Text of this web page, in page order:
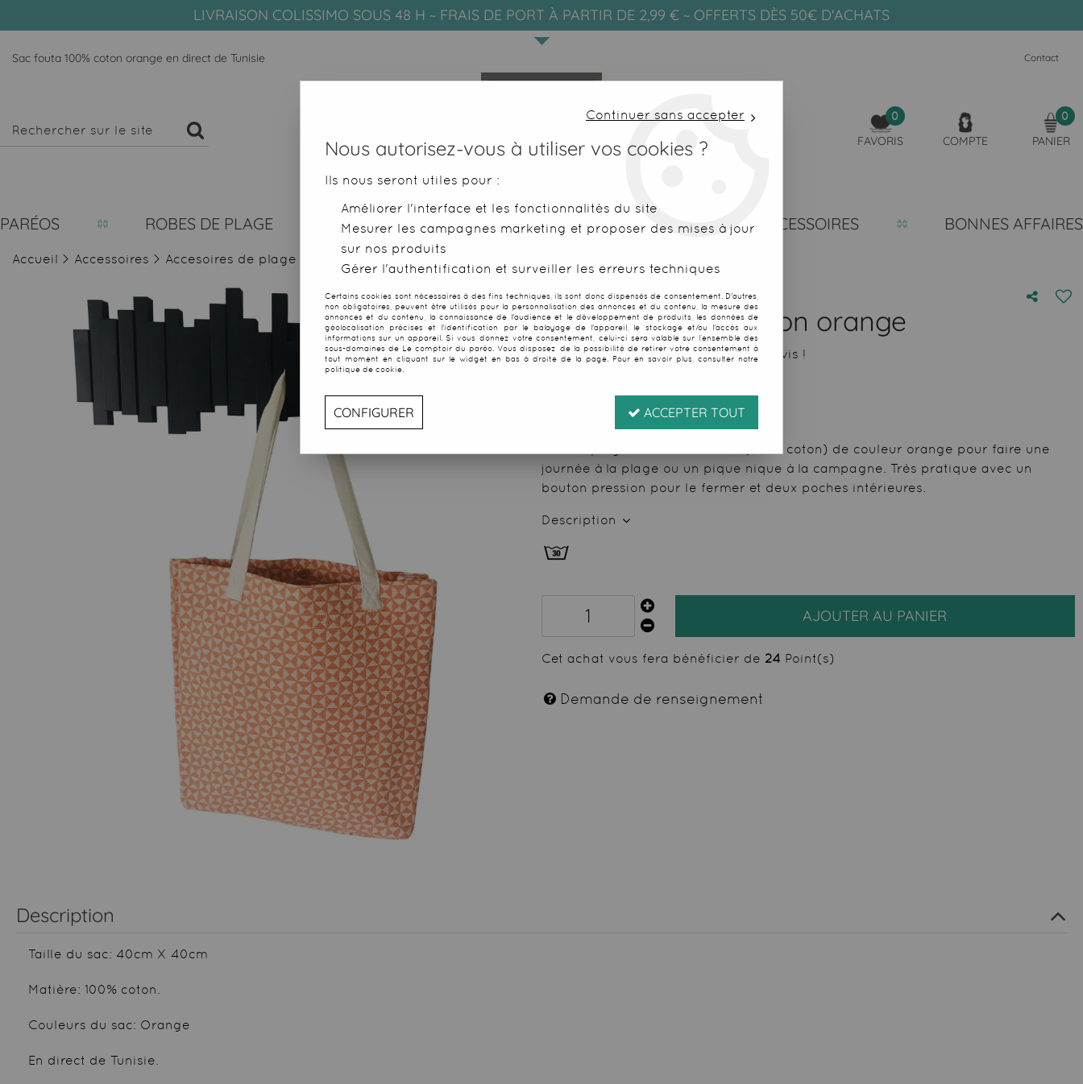
LIVRAISON COLISSIMO SOUS 48 H ~ FRAIS DE PORT À PARTIR DE 2,99 € ~ OFFERTS DÈS 50€ D'ACHATS
Sac fouta 100% coton orange en direct de Tunisie Contact
0
FAVORIS COMPTE
0
PANIER
PARÉOS ROBES DE PLAGE SERVIETTES DE PLAGE FOUTAS ACCESSOIRES BONNES AFFAIRES
Accueil > Accessoires > Accesoires de plage Sacs de plage
Sac fouta 100% coton orange
Soyez le premier à donner votre avis !
€TTC
Sac de plage en matière fouta (100% coton) de couleur orange pour faire une
journée à la plage ou un pique nique à la campagne. Très pratique avec un
bouton pression pour le fermer et deux poches intérieures.
Description
AJOUTER AU PANIER
Cet achat vous fera bénéficier de 24 Point(s)
Demande de renseignement
Description
Taille du sac: 40cm X 40cm
Matière: 100% coton.
Couleurs du sac: Orange
En direct de Tunisie.
Continuer sans accepter
Nous autorisez-vous à utiliser vos cookies ?
Ils nous seront utiles pour :
Améliorer l'interface et les fonctionnalités du site
Mesurer les campagnes marketing et proposer des mises à jour
sur nos produits
Gérer l'authentification et surveiller les erreurs techniques
Certains cookies sont nécessaires à des fins techniques, ils sont donc dispensés de consentement. D'autres,
non obligatoires, peuvent être utilisés pour la personnalisation des annonces et du contenu, la mesure des
annonces et du contenu, la connaissance de l'audience et le développement de produits, les données de
géolocalisation précises et l'identification par le balayage de l'appareil, le stockage et/ou l'accès aux
informations sur un appareil. Si vous donnez votre consentement, celui-ci sera valable sur l’ensemble des
sous-domaines de Le comptoir du paréo. Vous disposez de la possibilité de retirer votre consentement à
tout moment en cliquant sur le widget en bas à droite de la page. Pour en savoir plus, consulter notre
politique de cookie.
CONFIGURER ACCEPTER TOUT